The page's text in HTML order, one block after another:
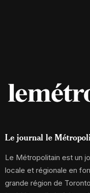
Le journal le
Le Métropolitain est un
locale et régionale en
grande région de